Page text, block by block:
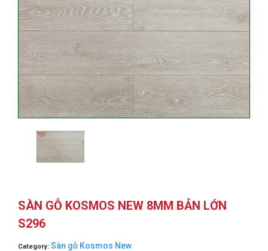
SÀN GỖ KOSMOS NEW 8MM BẢN LỚN
S296
Category: Sàn gỗ Kosmos New